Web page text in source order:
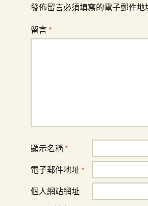
發佈留言必須填寫的電子郵件地
留言 *
顯示名稱 *
電子郵件地址 *
個人網站網址